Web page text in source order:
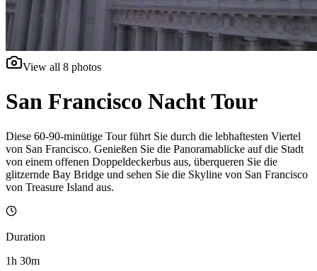
View all 8 photos
San Francisco Nacht Tour
Diese 60-90-minütige Tour führt Sie durch die lebhaftesten Viertel
von San Francisco. Genießen Sie die Panoramablicke auf die Stadt
von einem offenen Doppeldeckerbus aus, überqueren Sie die
glitzernde Bay Bridge und sehen Sie die Skyline von San Francisco
von Treasure Island aus.
Duration
1h 30m